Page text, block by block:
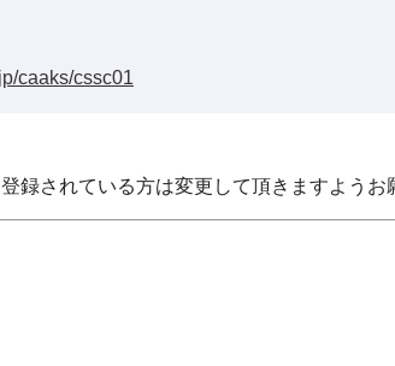
caaks/cssc01
録されている方は変更して頂きますようお